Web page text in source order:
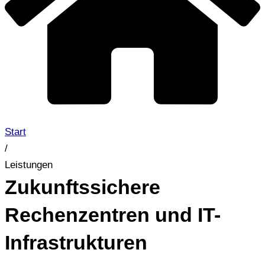
Start
/
Leistungen
Zukunftssichere
Rechenzentren und IT-
Infrastrukturen